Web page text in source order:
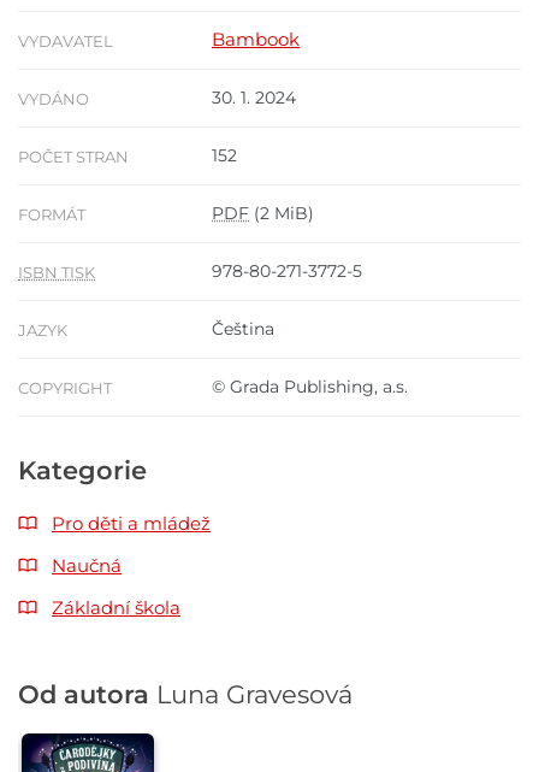
VYDAVATEL Bambook
VYDÁNO 30. 1. 2024
POČET STRAN 152
FORMÁT PDF (2 MiB)
ISBN TISK 978-80-271-3772-5
JAZYK Čeština
COPYRIGHT © Grada Publishing, a.s.
Kategorie
Pro děti a mládež
Naučná
Základní škola
Od autora Luna Gravesová